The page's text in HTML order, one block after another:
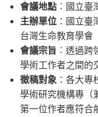
會議地點 ︰國立臺
主辦單位 ：國立
台灣生命教育學會
會議宗旨 ︰透過
學術工作者之間的
徵稿對象 ：各大
學術研究機構專（
第一位作者應符合